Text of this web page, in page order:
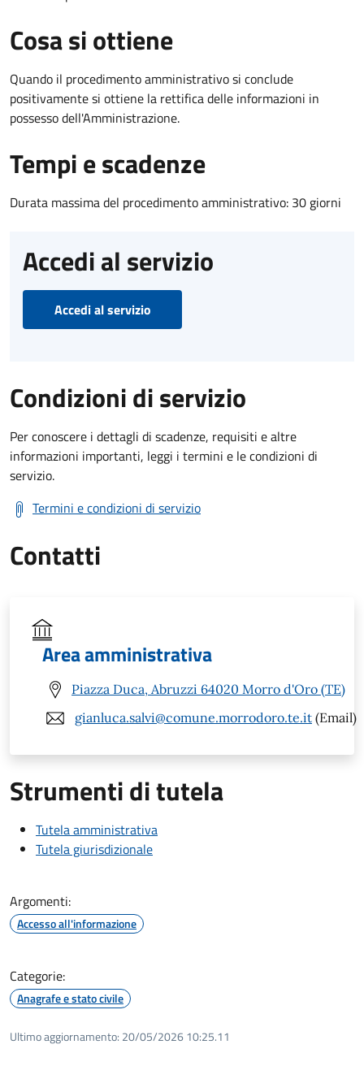
Cosa si ottiene
Quando il procedimento amministrativo si conclude
positivamente si ottiene la rettifica delle informazioni in
possesso dell'Amministrazione.
Tempi e scadenze
Durata massima del procedimento amministrativo: 30 giorni
Accedi al servizio
Accedi al servizio
Condizioni di servizio
Per conoscere i dettagli di scadenze, requisiti e altre
informazioni importanti, leggi i termini e le condizioni di
servizio.
Termini e condizioni di servizio
Contatti
Area amministrativa
Piazza Duca, Abruzzi 64020 Morro d'Oro (TE)
gianluca.salvi@comune.morrodoro.te.it (Email)
Strumenti di tutela
Tutela amministrativa
Tutela giurisdizionale
Argomenti:
Accesso all'informazione
Categorie:
Anagrafe e stato civile
Ultimo aggiornamento: 20/05/2026 10:25.11